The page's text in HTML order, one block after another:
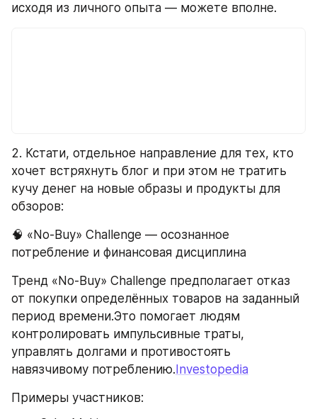
исходя из личного опыта — можете вполне.
2. Кстати, отдельное направление для тех, кто
хочет встряхнуть блог и при этом не тратить
кучу денег на новые образы и продукты для
обзоров:
🧠 «No-Buy» Challenge — осознанное
потребление и финансовая дисциплина
Тренд «No-Buy» Challenge предполагает отказ
от покупки определённых товаров на заданный
период времени.Это помогает людям
контролировать импульсивные траты,
управлять долгами и противостоять
навязчивому потреблению. Investopedia
Примеры участников: